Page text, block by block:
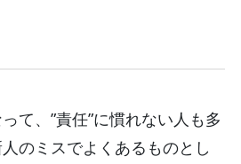
て、”責任”に慣れない人も多
のミスでよくあるものとし